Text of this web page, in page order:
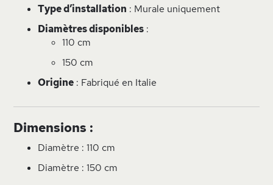
Type d’installation : Murale uniquement
Diamètres disponibles :
110 cm
150 cm
Origine : Fabriqué en Italie
Dimensions :
Diamètre : 110 cm
Diamètre : 150 cm